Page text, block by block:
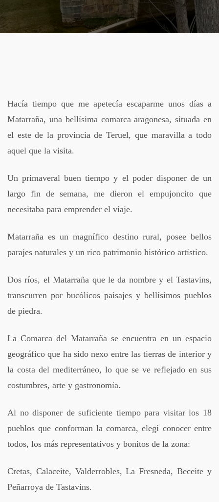
Hacía tiempo que me apetecía escaparme unos días a
Matarraña, una bellísima comarca aragonesa, situada en
el este de la provincia de Teruel, que maravilla a todo
aquel que la visita.
Un primaveral buen tiempo y el poder disponer de un
largo fin de semana, me dieron el empujoncito que
necesitaba para emprender el viaje.
Matarraña es un magnífico destino rural, posee bellos
parajes naturales y un rico patrimonio histórico artístico.
Dos ríos, el Matarraña que le da nombre y el Tastavins,
transcurren por bucólicos paisajes y bellísimos pueblos
de piedra.
La Comarca del Matarraña se encuentra en un espacio
geográfico que ha sido nexo entre las tierras de interior y
la costa del mediterráneo, lo que se ve reflejado en sus
costumbres, arte y gastronomía.
Al no disponer de suficiente tiempo para visitar los 18
pueblos que conforman la comarca, elegí conocer entre
todos, los más representativos y bonitos de la zona:
Cretas, Calaceite, Valderrobles, La Fresneda, Beceite y
Peñarroya de Tastavins.